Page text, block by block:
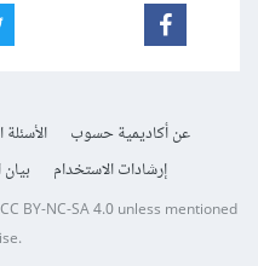
عن أكاديمية حسوب الأسئلة
إرشادات الاستخدام
CC BY-NC-SA 4.0unless mentioned